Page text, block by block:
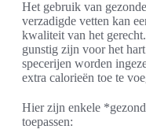
Het gebruik van
verzadigde vetten kan
kwaliteit van het
gunstig zijn voor het
specerijen worden
extra calorieën toe te
Hier zijn enkele
toepassen: